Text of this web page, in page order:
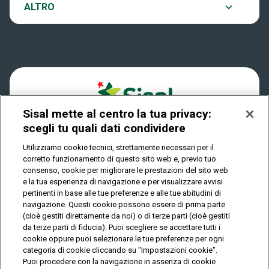
Play Your Date
Dove si gioca
Quanto si vince
Come riscuotere
ALTRO
Notifiche
Privacy
IL GIOCO È VIETATO AI MINORI E PUÒ CAUSARE
DIPENDENZA PATOLOGICA
© Copyright Sisal Italia S.p.A. - P.I. 02433760135
Privacy Cookies
Mappa
del
sito
Sisal mette al centro la tua privacy:
scegli tu quali dati condividere
Utilizziamo cookie tecnici, strettamente necessari per il
corretto funzionamento di questo sito web e, previo tuo
consenso, cookie per migliorare le prestazioni del sito web
e la tua esperienza di navigazione e per visualizzare avvisi
pertinenti in base alle tue preferenze e alle tue abitudini di
navigazione. Questi cookie possono essere di prima parte
(cioè gestiti direttamente da noi) o di terze parti (cioè gestiti
da terze parti di fiducia). Puoi scegliere se accettare tutti i
cookie oppure puoi selezionare le tue preferenze per ogni
categoria di cookie cliccando su "Impostazioni cookie".
Puoi procedere con la navigazione in assenza di cookie